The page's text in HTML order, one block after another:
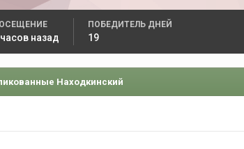
назад
ПОБЕДИТЕЛЬ ДНЕЙ
19
Находкинский